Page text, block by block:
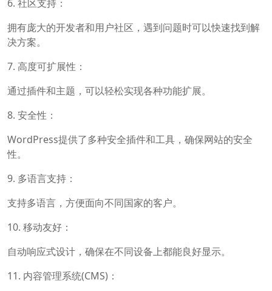
6. 社区支持：
拥有庞大的开发者和用户社区，遇到问题时可以快速找到解
决方案。
7. 高度可扩展性：
通过插件和主题，可以轻松实现各种功能扩展。
8. 安全性：
WordPress提供了多种安全插件和工具，确保网站的安全
性。
9. 多语言支持：
支持多语言，方便面向不同国家的客户。
10. 移动友好：
自动响应式设计，确保在不同设备上都能良好显示。
11. 内容管理系统(CMS)：